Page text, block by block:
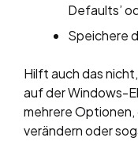
Defaults’
Speichere
Hilft auch das
auf der Windows-
mehrere
verändern oder